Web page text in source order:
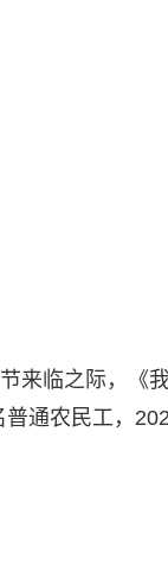
来临之际，《
通农民工，